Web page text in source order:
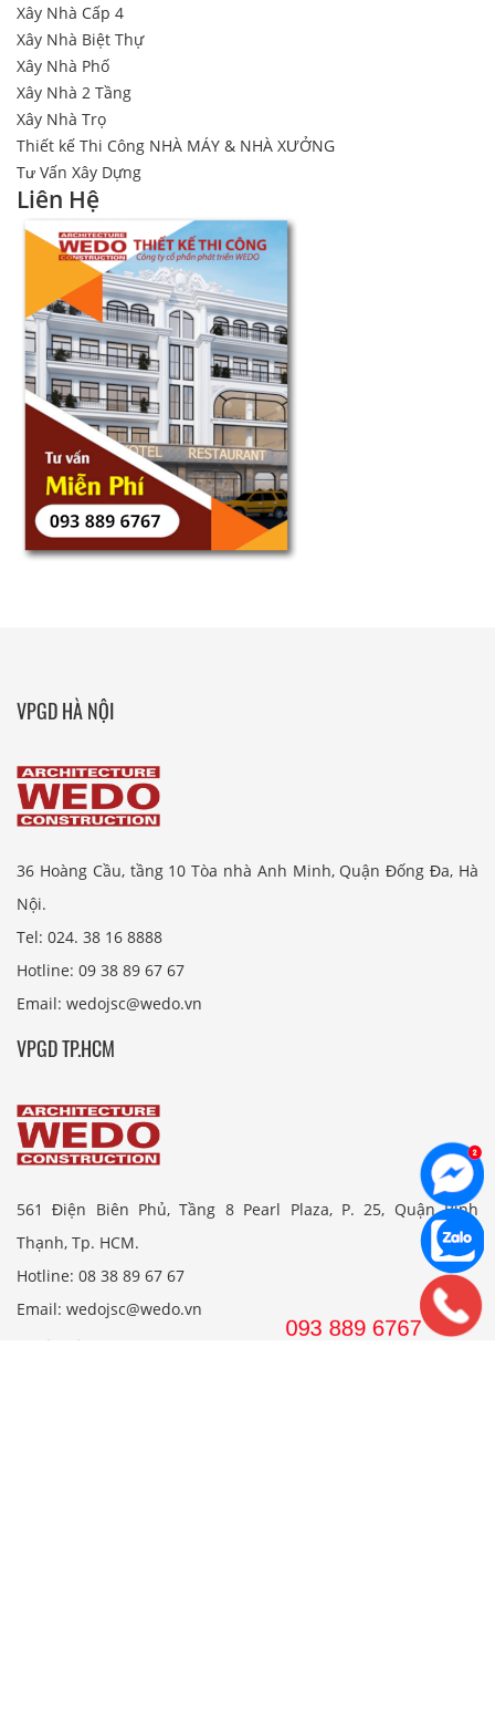
Xây Nhà Cấp 4
Xây Nhà Biệt Thự
Xây Nhà Phố
Xây Nhà 2 Tầng
Xây Nhà Trọ
Thiết kế Thi Công NHÀ MÁY & NHÀ XƯỞNG
Tư Vấn Xây Dựng
Liên Hệ
VPGD HÀ NỘI
36 Hoàng Cầu, tầng 10 Tòa nhà Anh Minh, Quận Đống Đa, Hà
Nội.
Tel: 024. 38 16 8888
Hotline: 09 38 89 67 67
Email: wedojsc@wedo.vn
VPGD TP.HCM
561 Điện Biên Phủ, Tầng 8 Pearl Plaza, P. 25, Quận Bình
Thạnh, Tp. HCM.
Hotline: 08 38 89 67 67
Email: wedojsc@wedo.vn